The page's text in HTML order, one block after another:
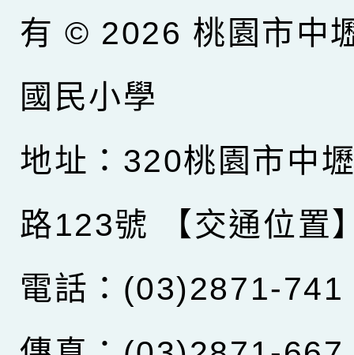
有 © 2026 桃園市中
國民小學
地址：320桃園市中
路123號
【交通位置
電話：(03)2871-741